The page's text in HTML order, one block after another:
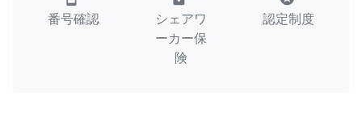
番号確認
シェアワ
ーカー保
険
認定制度